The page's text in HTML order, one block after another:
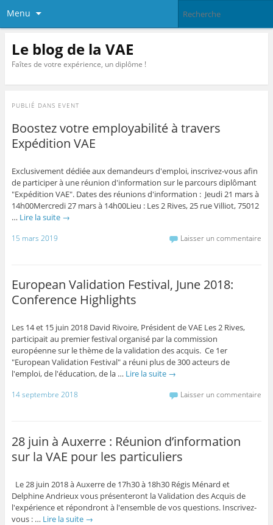
Menu
Le blog de la VAE
Faîtes de votre expérience, un diplôme !
PUBLIÉ DANS EVENT
Boostez votre employabilité à travers
Expédition VAE
Exclusivement dédiée aux demandeurs d'emploi, inscrivez-vous afin
de participer à une réunion d'information sur le parcours diplômant
"Expédition VAE". Dates des réunions d'information : Jeudi 21 mars à
14h00Mercredi 27 mars à 14h00Lieu : Les 2 Rives, 25 rue Villiot, 75012
… Lire la suite →
15 mars 2019 Laisser un commentaire
European Validation Festival, June 2018:
Conference Highlights
Les 14 et 15 juin 2018 David Rivoire, Président de VAE Les 2 Rives,
participait au premier festival organisé par la commission
européenne sur le thème de la validation des acquis. Ce 1er
"European Validation Festival" a réuni plus de 300 acteurs de
l'emploi, de l'éducation, de la … Lire la suite →
14 septembre 2018 Laisser un commentaire
28 juin à Auxerre : Réunion d’information
sur la VAE pour les particuliers
Le 28 juin 2018 à Auxerre de 17h30 à 18h30 Régis Ménard et
Delphine Andrieux vous présenteront la Validation des Acquis de
l'expérience et répondront à l'ensemble de vos questions. Inscrivez-
vous : … Lire la suite →